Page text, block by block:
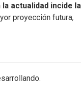
actualidad incide la
proyección futura,